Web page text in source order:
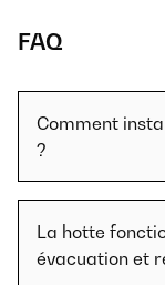
FAQ
Comment
?
La hotte
évacuation et